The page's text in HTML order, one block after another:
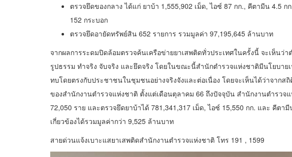
ตรวจยึดของกลาง ได้แก่ ยาบ้า 1,555,902 เม็ด, ไอซ์ 87 กก., คีตามีน 4.5 ก
152 กระบอก
ตรวจยึดอายัดทรัพย์สิน 652 รายการ รวมมูลค่า 97,195,645 ล้านบาท
จากผลการระดมปิดล้อมตรวจค้นเครือข่ายยาเสพติดทั่วประเทศในครั้งนี้ จะเห็นว่า
รูปธรรม ทำจริง จับจริง และยึดจริง โดยในขณะนี้สำนักตำรวจแห่งชาติมีนโยบาย
ทบโดยตรงกับประชาชนในชุมชนอย่างจริงจังและต่อเนื่อง โดยจะเห็นได้ว่าจากส
ของสำนักงานตำรวจแห่งชาติ ตั้งแต่เดือนตุลาคม 66 ถึงปัจจุบัน สำนักงานตำรวจ
72,050 ราย และตรวจยึดยาบ้าได้ 781,341,317 เม็ด, ไอซ์ 15,550 กก. และ คีต
เกี่ยวข้องได้รวมมูลค่ากว่า 9,525 ล้านบาท
สายด่วนแจ้งเบาะแสยาเสพติดสำนักงานตำรวจแห่งชาติ โทร 191 , 1599